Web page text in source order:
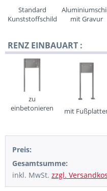
Standard
Kunststoffschild
mit Gravur
RENZ EINBAUART :
zu
einbetonieren
mit
Preis:
Gesamtsumme:
inkl. MwSt.zzgl.